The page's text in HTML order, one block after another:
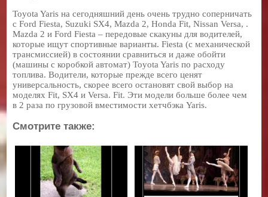
Toyota Yaris на сегодняшний день очень трудно соперничать
с Ford Fiesta, Suzuki SX4, Mazda 2, Honda Fit, Nissan Versa, .
Mazda 2 и Ford Fiesta – передовые скакуны для водителей,
которые ищут спортивные варианты. Fiesta (с механической
трансмиссией) в состоянии сравниться и даже обойти
(машины с коробкой автомат) Toyota Yaris по расходу
топлива. Водители, которые прежде всего ценят
универсальность, скорее всего остановят свой выбор на
моделях Fit, SX4 и Versa. Fit. Эти модели больше более чем
в 2 раза по грузовой вместимости хетчбэка Yaris.
Смотрите также: